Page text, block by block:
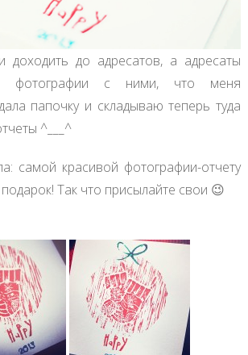
доходить до адресатов, а адресаты
фотографии с ними, что меня
папочку и складываю теперь туда
^___^
самой красивой фотографии-отчету
Так что присылайте свои 😉